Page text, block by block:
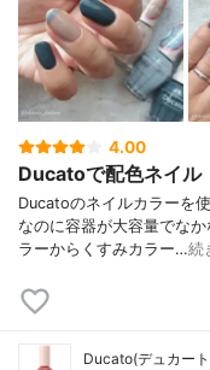
4.00
Ducatoで配色ネイル
Ducatoのネイルカラーを
なのに容器が大容量でな
ラーからくすみカラー…続
Ducato(デュカー